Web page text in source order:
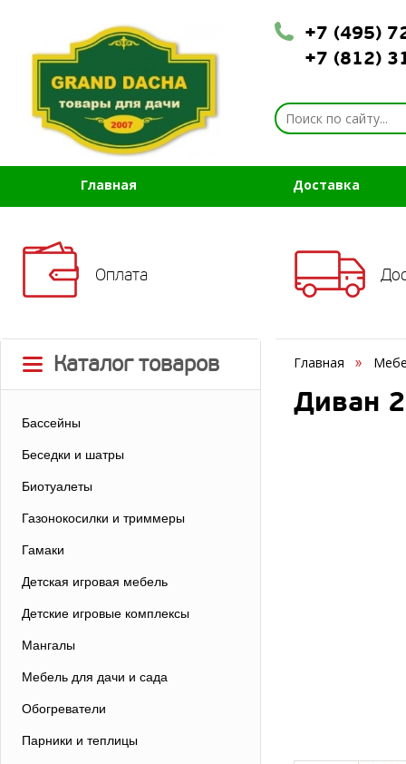
+7 (495)
+7 (812)
Главная Доставка
Оплата
Каталог товаров
Бассейны
Беседки и шатры
Биотуалеты
Газонокосилки и триммеры
Гамаки
Детская игровая мебель
Детские игровые комплексы
Мангалы
Мебель для дачи и сада
Обогреватели
Парники и теплицы
Главная
Диван